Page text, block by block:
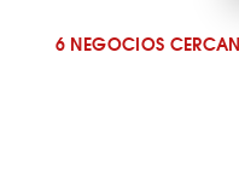
6 NEGOCIOS